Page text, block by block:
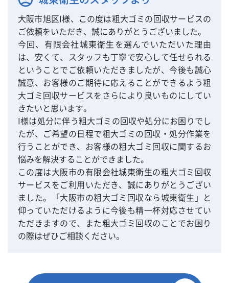
大阪市旭区I様、この度は粗大ゴミの回収サービスの
ご依頼をいただき、誠にありがとうございました。
今回、有限会社城東衛生を選んでいただいた理由
は、安くて、スタッフも丁寧で安心して任せられる
ということでご依頼いただきましたが、今後も誠心
誠意、お客様のご期待に応えることができるよう粗
大ゴミ回収サービスをさらにより良いものにしてい
きたいと思います。
I様は処分に伴う粗大ゴミの回収や処分にお困りでし
たが、ご希望の日程で粗大ゴミの回収・処分作業を
行うことができ、お客様の粗大ゴミ回収に関するお
悩みを解決することができました。
この度は大阪市の有限会社城東衛生の粗大ゴミ回収
サービスをご利用いただき、誠にありがとうござい
ました。「大阪市の粗大ゴミ回収なら城東衛生」と
仰っていただけるように今後も精一杯対応させてい
ただきますので、また粗大ゴミ回収のことでお困り
の際はぜひご相談ください。